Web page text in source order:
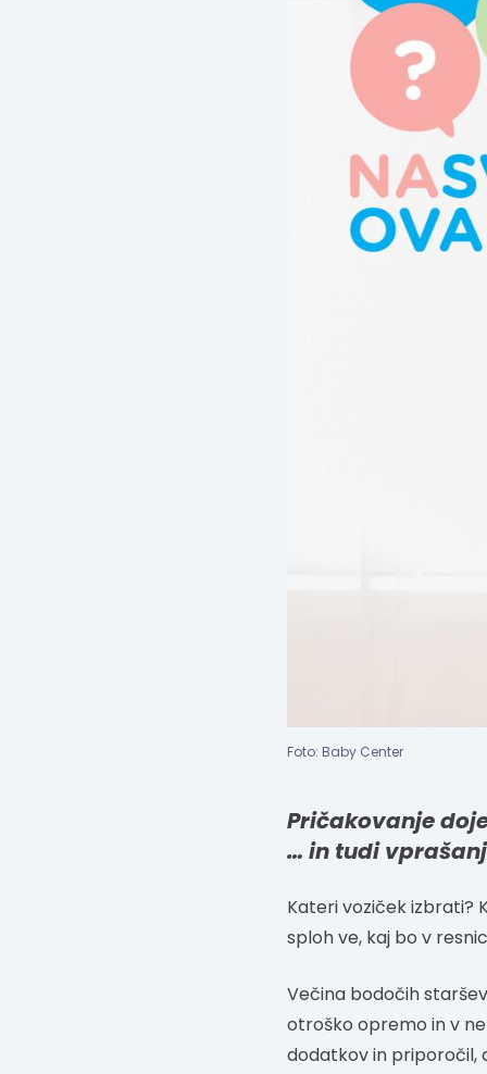
Foto: Baby Center
Pričakovanje
… in tudi
Kateri voziček izbrati?
sploh ve, kaj bo v
Večina bodočih
otroško opremo in v
dodatkov in priporočil,